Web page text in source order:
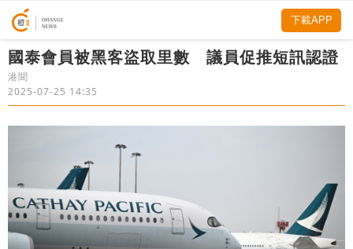
國泰會員被黑客盜取里數 議員促推短訊認證
港聞
2025-07-25 14:35
下載APP